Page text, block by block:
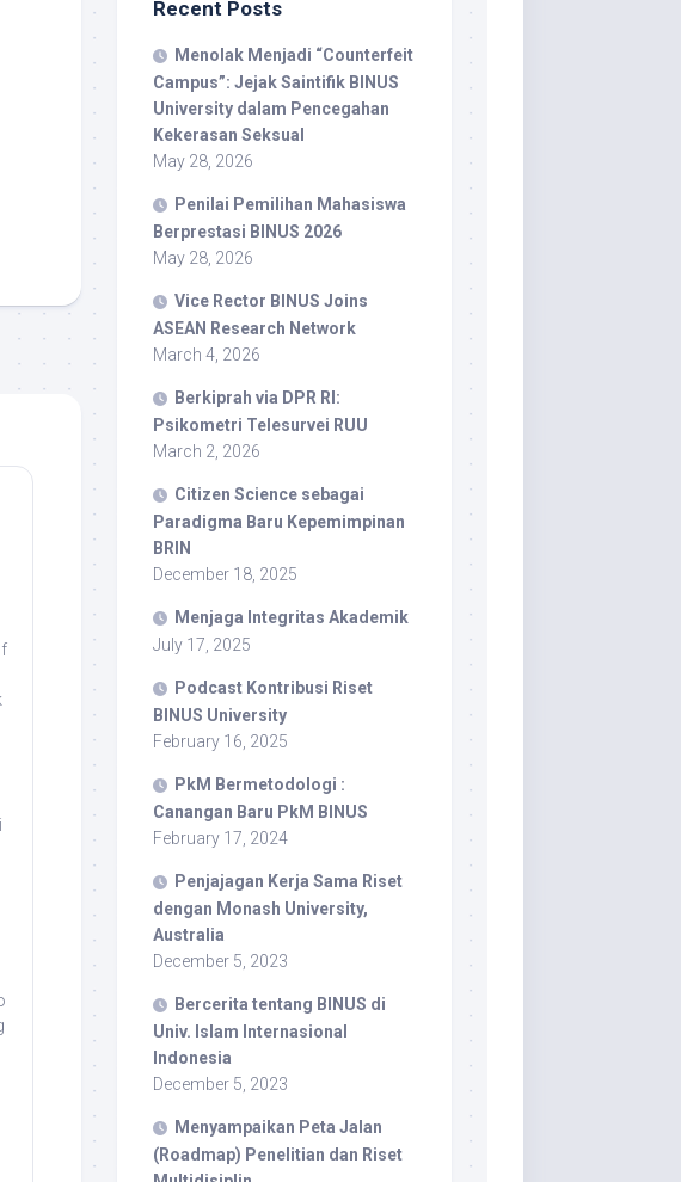
Recent Posts
Menolak Menjadi “Counterfeit
Campus”: Jejak Saintifik BINUS
University dalam Pencegahan
Kekerasan Seksual
May 28, 2026
Penilai Pemilihan Mahasiswa
Berprestasi BINUS 2026
May 28, 2026
Vice Rector BINUS Joins
ASEAN Research Network
March 4, 2026
Berkiprah via DPR RI:
Psikometri Telesurvei RUU
March 2, 2026
Citizen Science sebagai
Paradigma Baru Kepemimpinan
BRIN
December 18, 2025
Menjaga Integritas Akademik
July 17, 2025
Podcast Kontribusi Riset
BINUS University
February 16, 2025
PkM Bermetodologi :
Canangan Baru PkM BINUS
February 17, 2024
Penjajagan Kerja Sama Riset
dengan Monash University,
Australia
December 5, 2023
Bercerita tentang BINUS di
Univ. Islam Internasional
Indonesia
December 5, 2023
Menyampaikan Peta Jalan
(Roadmap) Penelitian dan Riset